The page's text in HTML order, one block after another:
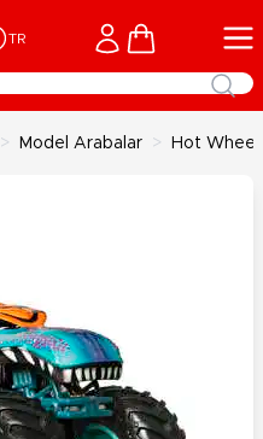
TR Cart
> Model Arabalar > Hot